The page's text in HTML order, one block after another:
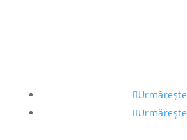
Urmărește
Urmărește